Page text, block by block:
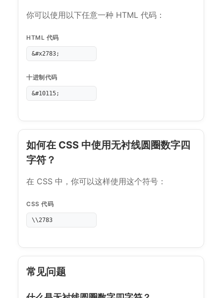
你可以使用以下任意一种 HTML 代码：
HTML 代码
&#x2783;
十进制代码
&#10115;
如何在 CSS 中使用无衬线圆圈数字四
字符？
在 CSS 中，你可以这样使用这个符号：
CSS 代码
\\2783
常见问题